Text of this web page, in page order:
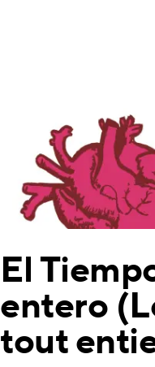
El
entero
tout